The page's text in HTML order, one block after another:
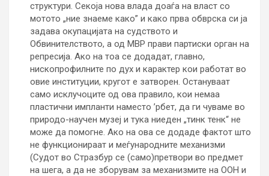
структури. Секоја нова влада доаѓа на власт со
мотото „ние знаеме како” и како прва обврска си ја
задава окупацијата на судството и
Обвинителството, а од МВР прави партиски орган на
репресија. Ако на тоа се додадат, главно,
нископрофилните по дух и карактер кои работат во
овие институции, кругот е затворен. Остануваат
само исклучоците од ова правило, кои немаа
пластични импланти наместо ’рбет, да ги чуваме во
природо-научен музеј и тука ниеден „тинк тенк“ не
може да помогне. Ако на ова се додаде фактот што
не функционираат и меѓународните механизми
(Судот во Стразбур се (само)претвори во предмет
на шега, а да не зборувам за механизмите на ООН и